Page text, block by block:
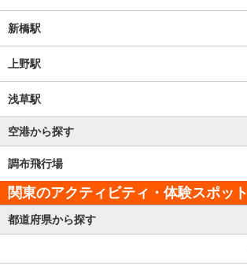
新橋駅
上野駅
浅草駅
空港から探す
調布飛行場
関東のアクティビティ・体験スポット
都道府県から探す